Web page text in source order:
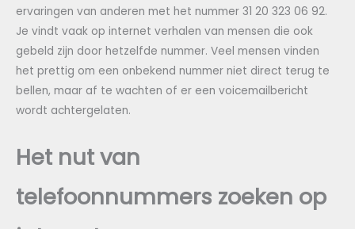
ervaringen van anderen met het nummer 31 20 323 06 92.
Je vindt vaak op internet verhalen van mensen die ook
gebeld zijn door hetzelfde nummer. Veel mensen vinden
het prettig om een onbekend nummer niet direct terug te
bellen, maar af te wachten of er een voicemailbericht
wordt achtergelaten.
Het nut van
telefoonnummers zoeken op